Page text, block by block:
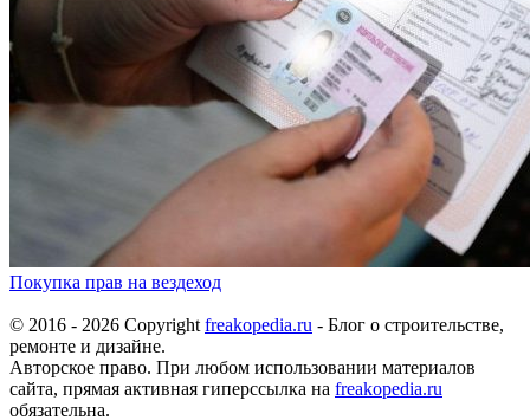
Покупка прав на вездеход
© 2016 - 2026 Copyright freakopedia.ru - Блог о строительстве,
ремонте и дизайне.
Авторское право. При любом использовании материалов
сайта, прямая активная гиперссылка на freakopedia.ru
обязательна.